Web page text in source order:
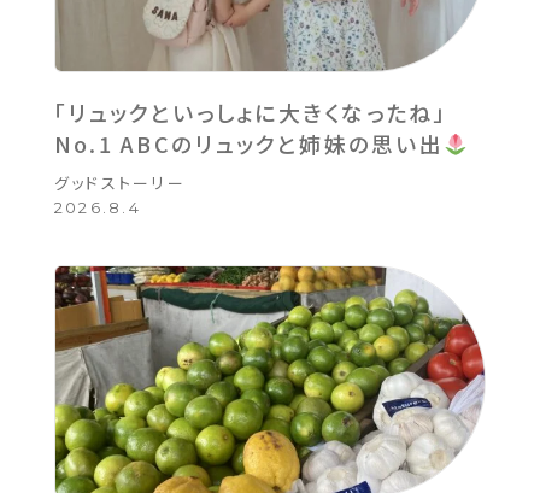
「リュックといっしょに大きくなったね」
No.1 ABCのリュックと姉妹の思い出
グッドストーリー
2026.8.4